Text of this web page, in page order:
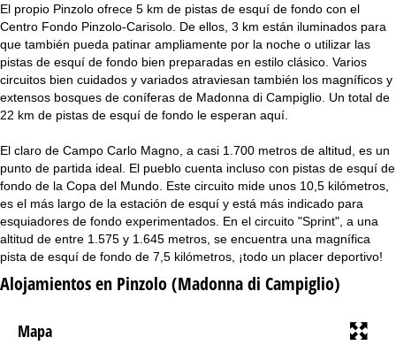
p
r
i
c
i
p
a
El propio Pinzolo ofrece 5 km de pistas de esquí de fondo con el
Centro Fondo Pinzolo-Carisolo. De ellos, 3 km están iluminados para
que también pueda patinar ampliamente por la noche o utilizar las
pistas de esquí de fondo bien preparadas en estilo clásico. Varios
circuitos bien cuidados y variados atraviesan también los magníficos y
extensos bosques de coníferas de Madonna di Campiglio. Un total de
22 km de pistas de esquí de fondo le esperan aquí.
El claro de Campo Carlo Magno, a casi 1.700 metros de altitud, es un
punto de partida ideal. El pueblo cuenta incluso con pistas de esquí de
fondo de la Copa del Mundo. Este circuito mide unos 10,5 kilómetros,
es el más largo de la estación de esquí y está más indicado para
esquiadores de fondo experimentados. En el circuito "Sprint", a una
altitud de entre 1.575 y 1.645 metros, se encuentra una magnífica
pista de esquí de fondo de 7,5 kilómetros, ¡todo un placer deportivo!
Alojamientos en Pinzolo (Madonna di Campiglio)
Mapa